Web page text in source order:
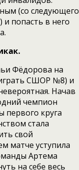
(со следующего
и попасть в него
Фёдорова на
СШОР №8) и
Начав
чемпион
первого круга
стала
свой
матче уступила
Артема
на себе весь